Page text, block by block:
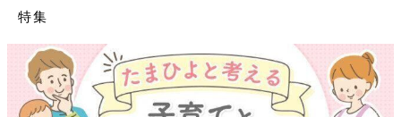
特集